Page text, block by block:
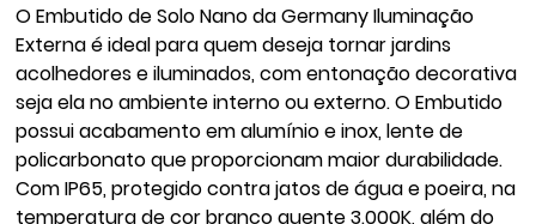
O Embutido de Solo Nano da Germany Iluminação
Externa é ideal para quem deseja tornar jardins
acolhedores e iluminados, com entonação decorativa
seja ela no ambiente interno ou externo. O Embutido
possui acabamento em alumínio e inox, lente de
policarbonato que proporcionam maior durabilidade.
Com IP65, protegido contra jatos de água e poeira, na
temperatura de cor branco quente 3.000K, além do